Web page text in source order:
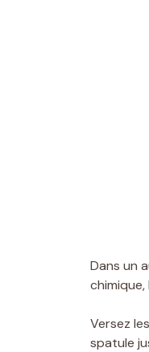
Dans un
chimique,
Versez
spatule